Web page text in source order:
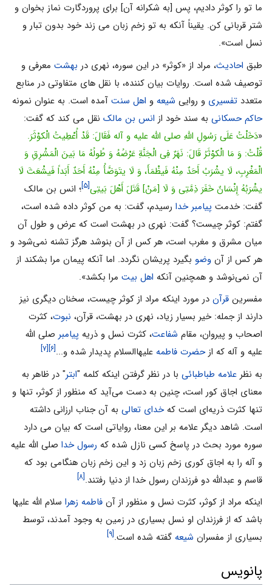
ما تو را کوثر دادیم، پس [به شکرانه آن] برای پروردگارت نماز بخوان و
شتر قربانی کن. یقیناً آنکه به تو زخم زبان می زند خود بدون تبار و
نسل است».
طبق احادیث، مراد از «کوثر» در این سوره، نهری در بهشت معرفی و
توصیف شده است. روایات بیان کننده، با نقل های متفاوتی در منابع
متعدد تفسیری و روایی شیعه و اهل سنت آمده است. به عنوان نمونه
حاکم حسکانی به سند خود از انس بن مالک نقل می کند که گفت:
«دَخَلْتُ عَلَى رَسُولِ اللَّهِ صلى الله علیه و آله فَقَالَ: قَدْ أُعْطِیتُ الْکوْثَرَ.
قُلْتُ: وَ مَا الْکوْثَرُ قَالَ: نَهَرٌ فِی الْجَنَّةِ عَرْضُهُ وَ طُولُهُ مَا بَینَ الْمَشْرِقِ وَ
الْمَغْرِبِ، لَا یشْرَبُ أَحَدٌ مِنْهُ فَیظْمَأَ، وَ لَا یتَوَضَّأُ مِنْهُ أَحَدٌ أَبَداً فَیشْعَثَ لَا
یشْرَبُهُ إِنْسَانٌ خَفَرَ ذِمَّتِی وَ لَا [مَنْ‏] قَتَلَ أَهْلَ بَیتِی[۵] ؛ انس بن مالک
گفت: خدمت پیامبر خدا رسیدم، گفت: به من کوثر داده شده است،
گفتم: کوثر چیست؟ گفت: نهرى در بهشت است که عرض و طول آن
میان مشرق و مغرب است، هر کس از آن بنوشد هرگز تشنه نمی‌شود و
هر کس از آن وضو بگیرد پریشان نگردد. اما آنکه پیمان مرا بشکند از
آن نمى‌‏نوشد و همچنین آنکه‏ اهل بیت مرا بکشد».
مفسرین قرآن در مورد اینکه مراد از کوثر چیست، سخنان دیگری نیز
دارند از جمله: خیر بسیار زیاد، نهرى در بهشت، قرآن، نبوت، کثرت
اصحاب و پیروان، مقام شفاعت، کثرت نسل و ذریه پیامبر صلى الله
علیه و آله که ازحضرت فاطمه علیهاالسلام پدیدار شده و...[۶] [۷]
به نظر علامه طباطبائی با در نظر گرفتن اینکه کلمه "ابتر" در ظاهر به
معناى اجاق کور است، چنین به دست مى‏‌آید که منظور از کوثر، تنها و
تنها کثرت ذریه‏‌اى است کهخداى تعالى به آن جناب ارزانى داشته
است. شاهد دیگر علامه بر این معنا، روایاتی است که بیان می دارد
سوره مورد بحث در پاسخ کسى نازل شده که رسول خدا صلى الله علیه
و آله را به اجاق کورى زخم زبان زد و این زخم زبان هنگامى بود که
قاسم و عبداللَّه دو فرزندان رسول خدا از دنیا رفتند.[۸]
اینکه مراد از کوثر، کثرت نسل و منظور از آن فاطمه زهرا سلام اللّه علیها
باشد که از فرزندان او نسل بسیاری در زمین به وجود آمدند، توسط
بسیاری از مفسران شیعه گفته شده است.[۹]
پانویس